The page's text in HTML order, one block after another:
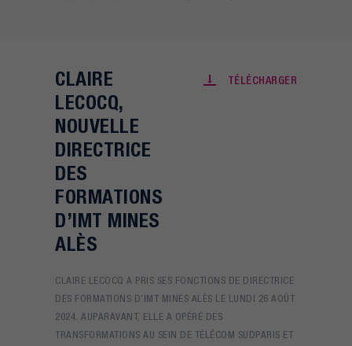
CLAIRE
LECOCQ,
NOUVELLE
DIRECTRICE
DES
FORMATIONS
D’IMT MINES
ALÈS
TÉLÉCHARGER
CLAIRE LECOCQ A PRIS SES FONCTIONS DE DIRECTRICE
DES FORMATIONS D’IMT MINES ALÈS LE LUNDI 26 AOÛT
2024. AUPARAVANT, ELLE A OPÉRÉ DES
TRANSFORMATIONS AU SEIN DE TÉLÉCOM SUDPARIS ET